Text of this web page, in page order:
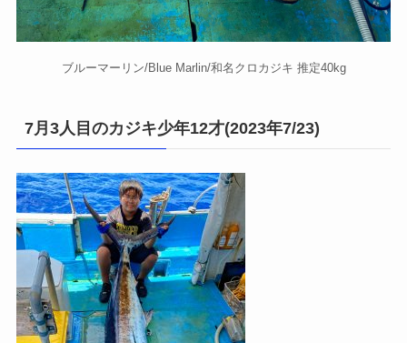
ブルーマーリン/Blue Marlin/和名クロカジキ 推定40kg
7月3人目のカジキ少年12才(2023年7/23)